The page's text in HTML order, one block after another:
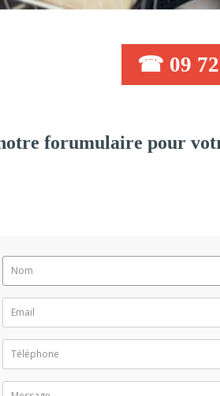
☎ 09 72
forumulaire pour